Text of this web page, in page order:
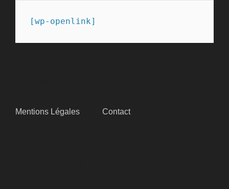
[wp-openlink]
Mentions Légales Contact